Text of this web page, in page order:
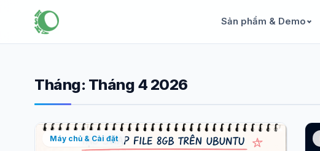
Sản phẩm & Demo
Tháng: Tháng 4 2026
Máy chủ & Cài đặt